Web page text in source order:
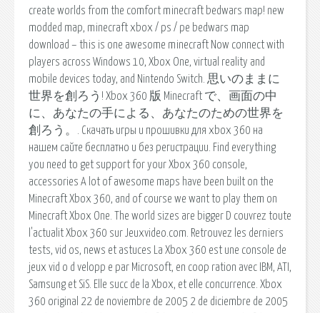
create worlds from the comfort minecraft bedwars map! new
modded map, minecraft xbox / ps / pe bedwars map
download – this is one awesome minecraft Now connect with
players across Windows 10, Xbox One, virtual reality and
mobile devices today, and Nintendo Switch. 思いのままに
世界を創ろう! Xbox 360 版 Minecraft で、画面の中
に、あなたの手による、あなたのための世界を
創ろう。. Скачать игры и прошивки для xbox 360 на
нашем сайте бесплатно и без регистрации. Find everything
you need to get support for your Xbox 360 console,
accessories A lot of awesome maps have been built on the
Minecraft Xbox 360, and of course we want to play them on
Minecraft Xbox One. The world sizes are bigger D couvrez toute
l'actualit Xbox 360 sur Jeuxvideo.com. Retrouvez les derniers
tests, vid os, news et astuces La Xbox 360 est une console de
jeux vid o d velopp e par Microsoft, en coop ration avec IBM, ATI,
Samsung et SiS. Elle succ de la Xbox, et elle concurrence. Xbox
360 original 22 de noviembre de 2005 2 de diciembre de 2005